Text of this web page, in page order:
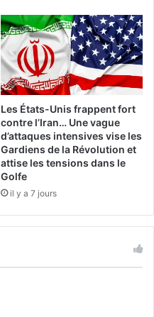
Les États-Unis frappent fort
contre l’Iran… Une vague
d’attaques intensives vise les
Gardiens de la Révolution et
attise les tensions dans le
Golfe
il y a 7 jours